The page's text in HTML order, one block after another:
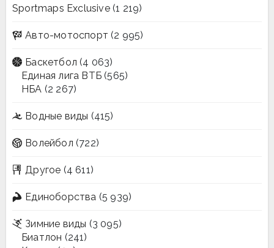
Sportmaps Exclusive(1 219)
Авто-мотоспорт (2 995)
Баскетбол (4 063)
Единая лига ВТБ (565)
НБА (2 267)
Водные виды (415)
Волейбол (722)
Другое (4 611)
Единоборства (5 939)
Зимние виды (3 095)
Биатлон (241)